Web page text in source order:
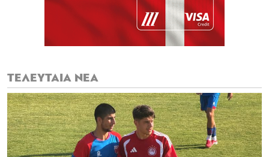
ΤΕΛΕΥΤΑΙΑ ΝΕΑ